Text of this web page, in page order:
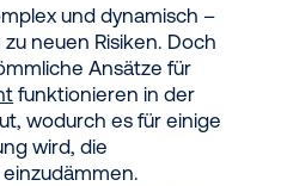
und dynamisch –
neuen Risiken. Doch
Ansätze für
funktionieren in der
wodurch es für einige
wird, die